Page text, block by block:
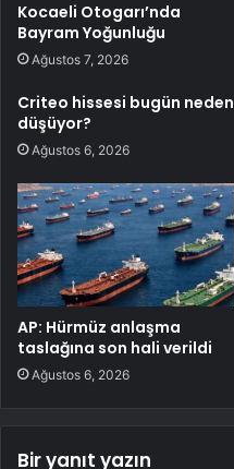
Kocaeli Otogarı’nda
Bayram Yoğunluğu
Ağustos 7, 2026
Criteo hissesi bugün neden
düşüyor?
Ağustos 6, 2026
AP: Hürmüz anlaşma
taslağına son hali verildi
Ağustos 6, 2026
Bir yanıt yazın